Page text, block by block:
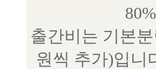
출간비는 기본
원씩 추가)입니